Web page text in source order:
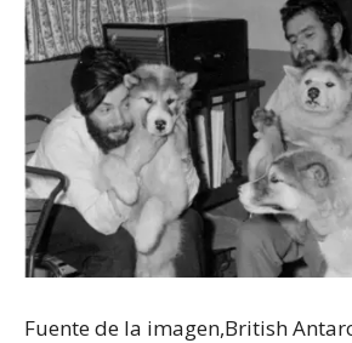
Fuente de la imagen,British